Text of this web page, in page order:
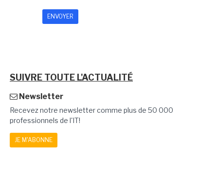
SUIVRE TOUTE L'ACTUALITÉ
Newsletter
Recevez notre newsletter comme plus de 50 000
professionnels de l'IT!
JE M'ABONNE